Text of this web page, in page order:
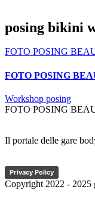
posing bikini
FOTO POSING
FOTO POSING
Workshop posing
FOTO POSING
Il portale delle gare
Privacy Policy
Copyright 2022 - 2025